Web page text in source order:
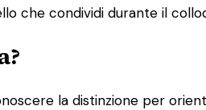
che condividi durante il
la distinzione per